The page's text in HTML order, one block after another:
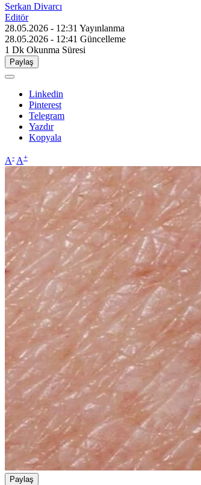
Serkan Divarcı
Editör
28.05.2026 - 12:31 Yayınlanma
28.05.2026 - 12:41 Güncelleme
1 Dk Okunma Süresi
Paylaş
Linkedin
Pinterest
Telegram
Yazdır
Kopyala
A- A+
Paylaş